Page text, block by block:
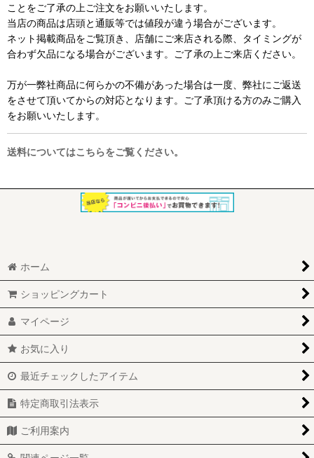
ことをご了承の上ご注文をお願いいたします。
当店の商品は店頭と通販等では値段が違う場合がございます。
ネット掲載商品をご覧頂き、店舗にご来店される際、タイミングが
合わず欠品になる場合がございます。ご了承の上ご来店ください。
万が一弊社商品に何らかの不備があった場合は一度、弊社にご返送
をさせて頂いてからの対応となります。ご了承頂ける方のみご購入
をお願いいたします。
送料についてはこちらをご覧ください。
ホーム
ショッピングカート
マイページ
お気に入り
最近チェックしたアイテム
特定商取引法表示
ご利用案内